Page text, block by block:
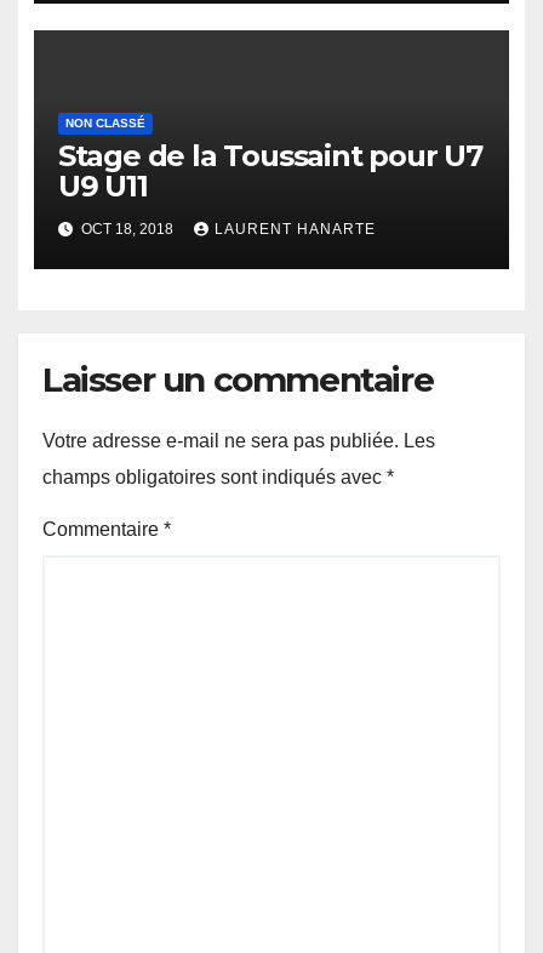
NON CLASSÉ
Stage de la Toussaint pour U7
U9 U11
OCT 18, 2018 LAURENT HANARTE
Laisser un commentaire
Votre adresse e-mail ne sera pas publiée. Les
champs obligatoires sont indiqués avec *
Commentaire *